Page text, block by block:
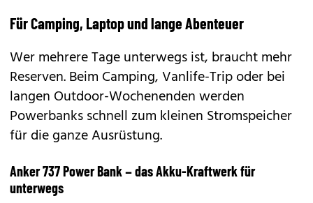
Für Camping, Laptop und lange Abenteuer
Wer mehrere Tage unterwegs ist, braucht mehr
Reserven. Beim Camping, Vanlife-Trip oder bei
langen Outdoor-Wochenenden werden
Powerbanks schnell zum kleinen Stromspeicher
für die ganze Ausrüstung.
Anker 737 Power Bank – das Akku-Kraftwerk für
unterwegs